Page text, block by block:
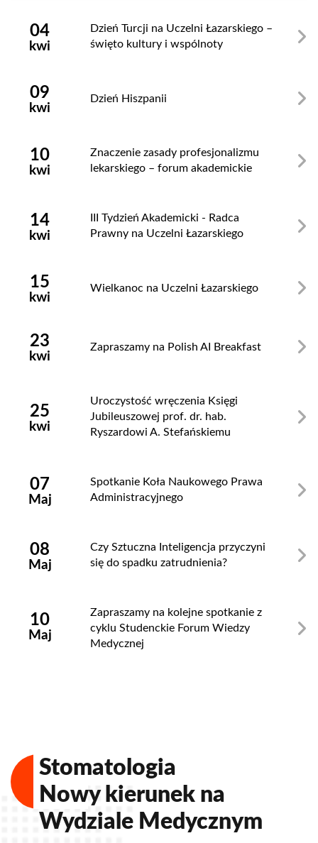
04
kwi
Dzień Turcji na Uczelni Łazarskiego –
święto kultury i wspólnoty
09
kwi
Dzień Hiszpanii
10
kwi
Znaczenie zasady profesjonalizmu
lekarskiego – forum akademickie
14
kwi
III Tydzień Akademicki - Radca
Prawny na Uczelni Łazarskiego
15
kwi
Wielkanoc na Uczelni Łazarskiego
23
kwi
Zapraszamy na Polish AI Breakfast
25
kwi
Uroczystość wręczenia Księgi
Jubileuszowej prof. dr. hab.
Ryszardowi A. Stefańskiemu
07
Maj
Spotkanie Koła Naukowego Prawa
Administracyjnego
08
Maj
Czy Sztuczna Inteligencja przyczyni
się do spadku zatrudnienia?
10
Maj
Zapraszamy na kolejne spotkanie z
cyklu Studenckie Forum Wiedzy
Medycznej
Psychologia
Nowy kierunek na
Wydziale Medycznym